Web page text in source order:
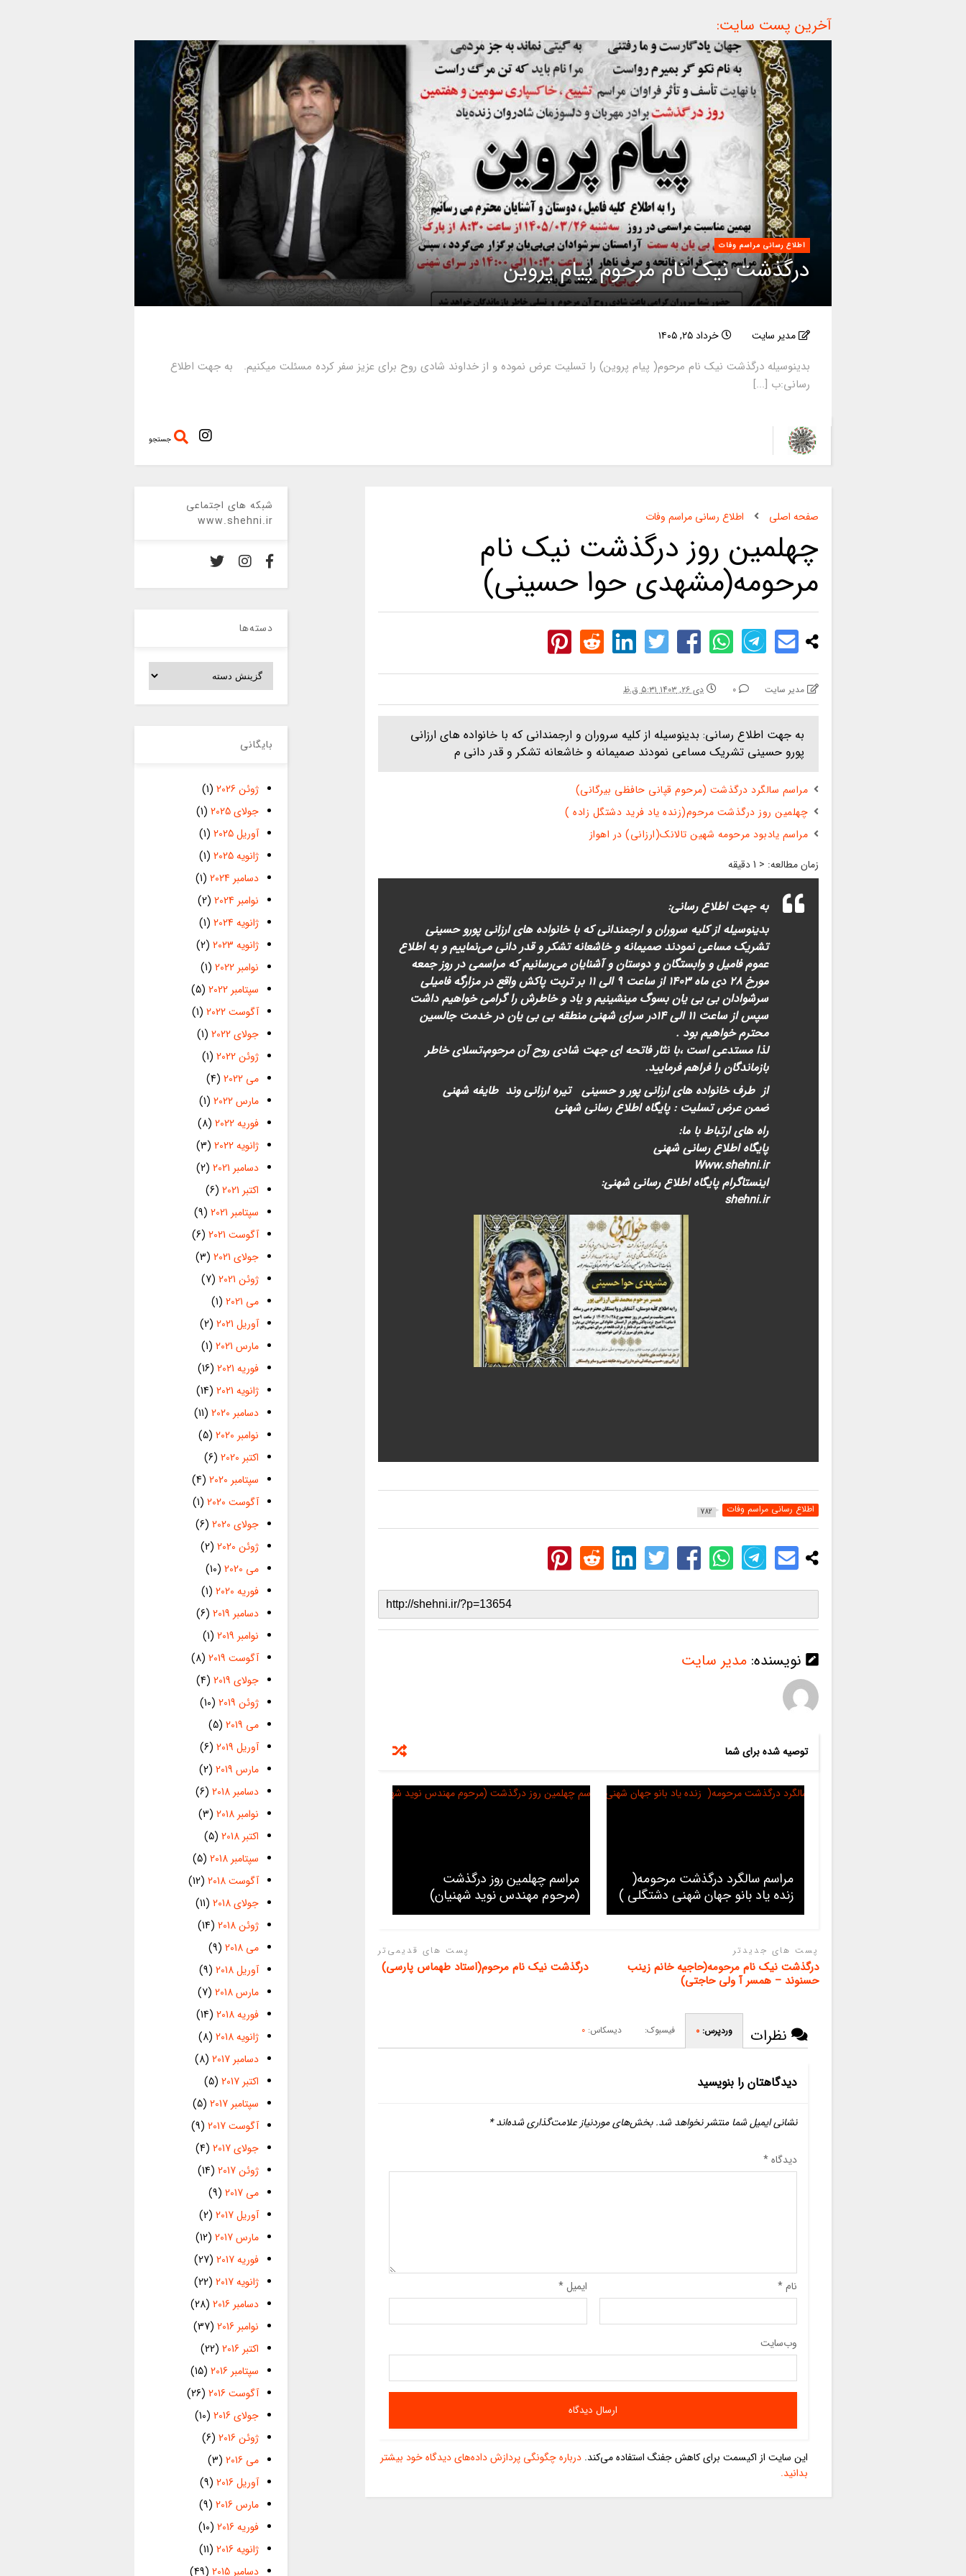
آخرین پست سایت:
اطلاع رسانی مراسم وفات
درگذشت نیک نام مرحوم پیام پروین
مدیر سایت خرداد ۲۵, ۱۴۰۵
بدینوسیله درگذشت نیک نام مرحوم( پیام پروین) را تسلیت عرض نموده و از خداوند شادی روح برای عزیز سفر کرده مسئلت میکنیم. به جهت اطلاع
رسانی:ب [...]
جستجو
صفحه اصلی اطلاع رسانی مراسم وفات
چهلمین روز درگذشت نیک نام
مرحومه(مشهدی حوا حسینی)
مدیر سایت 0 دی ۲۶, ۱۴۰۳ ۵:۳۱ ق.ظ
به جهت اطلاع رسانی: بدینوسیله از کلیه سروران و ارجمندانی که با خانواده های ارزانی
پورو حسینی تشریک مساعی نمودند صمیمانه و خاشعانه تشکر و قدر دانی م
مراسم سالگرد درگذشت (مرحوم قپانی حافظی بیرگانی)
چهلمین روز درگذشت مرحوم(زنده یاد فرید دشتگل زاده )
مراسم یادبود مرحومه شهین تالانک(ارزانی) در اهواز
زمان مطالعه: < 1 دقیقه
به جهت اطلاع رسانی:
بدینوسیله از کلیه سروران و ارجمندانی که با خانواده های ارزانی پورو حسینی
تشریک مساعی نمودند صمیمانه و خاشعانه تشکر و قدر دانی می‌نماییم و به اطلاع
عموم فامیل و وابستگان و دوستان و آشنایان می‌رسانیم که مراسمی در روز جمعه
مورخ 28 دی ماه 1403 از ساعت 9 الی 11 بر تربت پاکش واقع در مزارگه فامیلی
سرشوادان بی بی یان بسوگ مینشینیم و یاد و خاطرش را گرامی خواهیم داشت
سپس از ساعت 11 الی 14در سرای شهنی منطقه بی بی یان در خدمت جالسین
محترم خواهیم بود .
لذا مستدعی است ،با نثار فاتحه ای جهت شادی روح آن مرحوم،تسلای خاطر
بازماندگان را فراهم فرمایید.
از طرف خانواده های ارزانی پور و حسینی تیره ارزانی وند طایفه شهنی
ضمن عرض تسلیت : پایگاه اطلاع رسانی شهنی
راه های ارتباط با ما:
پایگاه اطلاع رسانی شهنی
Www.shehni.ir
اینستاگرام پایگاه اطلاع رسانی شهنی:
shehni.ir
اطلاع رسانی مراسم وفات 782
نویسنده: مدیر سایت
توصیه شده برای شما
مراسم سالگرد درگذشت مرحومه(
زنده یاد بانو جهان شهنی دشتگلی )
مراسم چهلمین روز درگذشت
(مرحوم مهندس نوید شهنیان)
پست های جدیدتر
درگذشت نیک نام مرحومه(حاجیه خانم زینب
حسنوند – همسر آ ولی حاجتی)
پست های قدیمی‌تر
درگذشت نیک نام مرحوم(استاد طهماس پارسی)
نظرات وردپرس: 0 فیسبوک: دیسکاس: 0
دیدگاهتان را بنویسید
نشانی ایمیل شما منتشر نخواهد شد. بخش‌های موردنیاز علامت‌گذاری شده‌اند*
دیدگاه*
نام* ایمیل*
وب‌سایت
این سایت از اکیسمت برای کاهش جفنگ استفاده می‌کند. درباره چگونگی پردازش داده‌های دیدگاه خود بیشتر
بدانید.
شبکه های اجتماعی
www.shehni.ir
دسته‌ها
دسته‌ها
بایگانی
ژوئن 2026
(1)
جولای 2025
(1)
آوریل 2025
(1)
ژانویه 2025
(1)
دسامبر 2024
(1)
نوامبر 2024
(2)
ژانویه 2024
(1)
ژانویه 2023
(2)
نوامبر 2022
(1)
سپتامبر 2022
(5)
آگوست 2022
(1)
جولای 2022
(1)
ژوئن 2022
(1)
می 2022
(4)
مارس 2022
(1)
فوریه 2022
(8)
ژانویه 2022
(3)
دسامبر 2021
(2)
اکتبر 2021
(6)
سپتامبر 2021
(9)
آگوست 2021
(6)
جولای 2021
(3)
ژوئن 2021
(7)
می 2021
(1)
آوریل 2021
(2)
مارس 2021
(1)
فوریه 2021
(16)
ژانویه 2021
(14)
دسامبر 2020
(11)
نوامبر 2020
(5)
اکتبر 2020
(6)
سپتامبر 2020
(4)
آگوست 2020
(1)
جولای 2020
(6)
ژوئن 2020
(2)
می 2020
(10)
فوریه 2020
(1)
دسامبر 2019
(6)
نوامبر 2019
(1)
آگوست 2019
(8)
جولای 2019
(4)
ژوئن 2019
(10)
می 2019
(5)
آوریل 2019
(6)
مارس 2019
(2)
دسامبر 2018
(6)
نوامبر 2018
(3)
اکتبر 2018
(5)
سپتامبر 2018
(5)
آگوست 2018
(12)
جولای 2018
(11)
ژوئن 2018
(14)
می 2018
(9)
آوریل 2018
(9)
مارس 2018
(7)
فوریه 2018
(14)
ژانویه 2018
(8)
دسامبر 2017
(8)
اکتبر 2017
(5)
سپتامبر 2017
(5)
آگوست 2017
(9)
جولای 2017
(4)
ژوئن 2017
(14)
می 2017
(9)
آوریل 2017
(2)
مارس 2017
(12)
فوریه 2017
(27)
ژانویه 2017
(22)
دسامبر 2016
(28)
نوامبر 2016
(37)
اکتبر 2016
(22)
سپتامبر 2016
(15)
آگوست 2016
(26)
جولای 2016
(10)
ژوئن 2016
(6)
می 2016
(3)
آوریل 2016
(9)
مارس 2016
(9)
فوریه 2016
(10)
ژانویه 2016
(11)
دسامبر 2015
(49)